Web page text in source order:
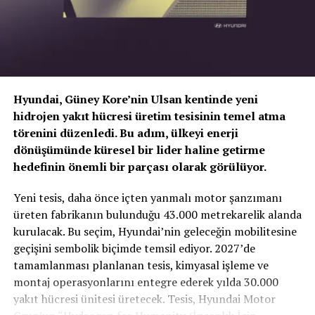
Enterprise ve ZUBİZU’dan Kazandıran İş Birliği!
Sport ile Yere Basıyor
Türkiye’nin otomobiliTOGG T10Xgibi yüksek tork
değerlerine sahip elektrikli araçlarda, lastiğin zemine
tutunma kabiliyeti çok daha kritiktir.E-carturkiyeekibi
olarak bizzat deneyimlediğimizPetlas Snowmaster 2
Sport, performans odaklı yapısıyla elektrikli araçların
Hyundai, Güney Kore’nin Ulsan kentinde yeni
hidrojen yakıt hücresi üretim tesisinin temel atma
törenini düzenledi. Bu adım, ülkeyi enerji
dönüşümünde küresel bir lider haline getirme
hedefinin önemli bir parçası olarak görülüyor.
Yeni tesis, daha önce içten yanmalı motor şanzımanı
üreten fabrikanın bulunduğu 43.000 metrekarelik alanda
kurulacak. Bu seçim, Hyundai’nin geleceğin mobilitesine
geçişini sembolik biçimde temsil ediyor. 2027’de
tamamlanması planlanan tesis, kimyasal işleme ve
montaj operasyonlarını entegre ederek yılda 30.000
yakıt hücresi ünitesi üretecek. Tesis, Hyundai Motor